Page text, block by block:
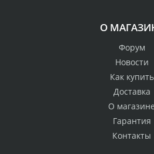
О
Форум
Новости
Как купить
Доставка
О магазине
Гарантия
Контакты